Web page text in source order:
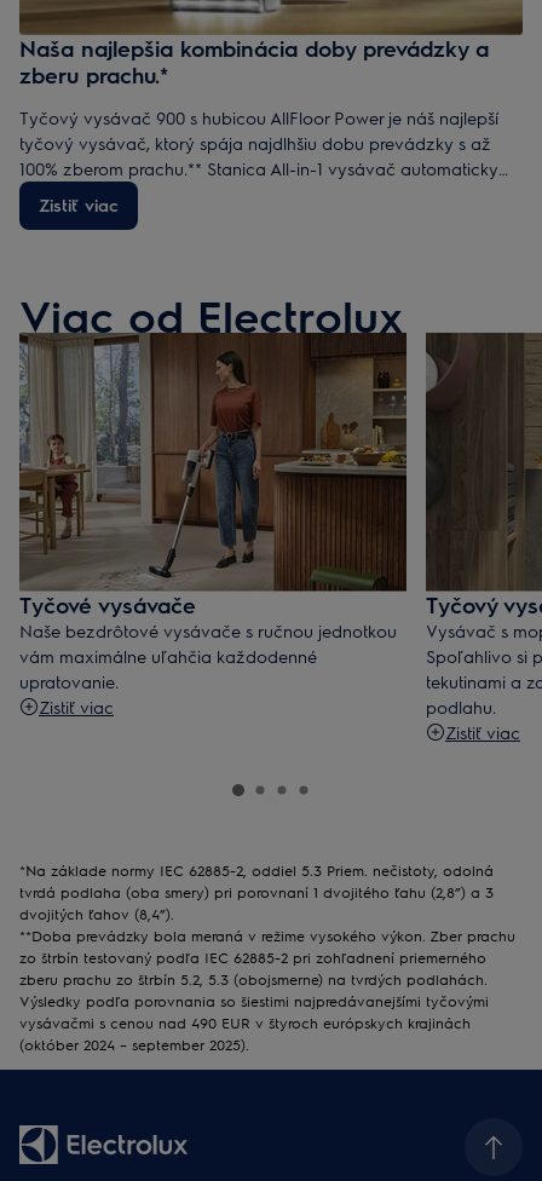
Naša najlepšia kombinácia doby prevádzky a
zberu prachu.*
Tyčový vysávač 900 s hubicou AllFloor Power je náš najlepší
tyčový vysávač, ktorý spája najdlhšiu dobu prevádzky s až
100% zberom prachu.** Stanica All-in-1 vysávač automaticky
nabíja a vyprázdňuje prach.
Zistiť viac
Viac od Electrolux
Tyčové vysávače
Naše bezdrôtové vysávače s ručnou jednotkou
vám maximálne uľahčia každodenné
upratovanie.
Zistiť viac
Tyčový
Vysávač s
Spoľahlivo si
tekutinami a
podlahu.
Zistiť viac
*Na základe normy IEC 62885-2, oddiel 5.3 Priem. nečistoty, odolná
tvrdá podlaha (oba smery) pri porovnaní 1 dvojitého ťahu (2,8”) a 3
dvojitých ťahov (8,4”).
**Doba prevádzky bola meraná v režime vysokého výkon. Zber prachu
zo štrbín testovaný podľa IEC 62885-2 pri zohľadnení priemerného
zberu prachu zo štrbín 5.2, 5.3 (obojsmerne) na tvrdých podlahách.
Výsledky podľa porovnania so šiestimi najpredávanejšími tyčovými
vysávačmi s cenou nad 490 EUR v štyroch európskych krajinách
(október 2024 – september 2025).